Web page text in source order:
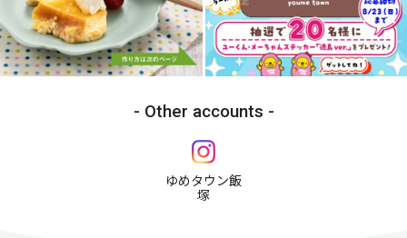
Other accounts
ゆめタウン飯
塚